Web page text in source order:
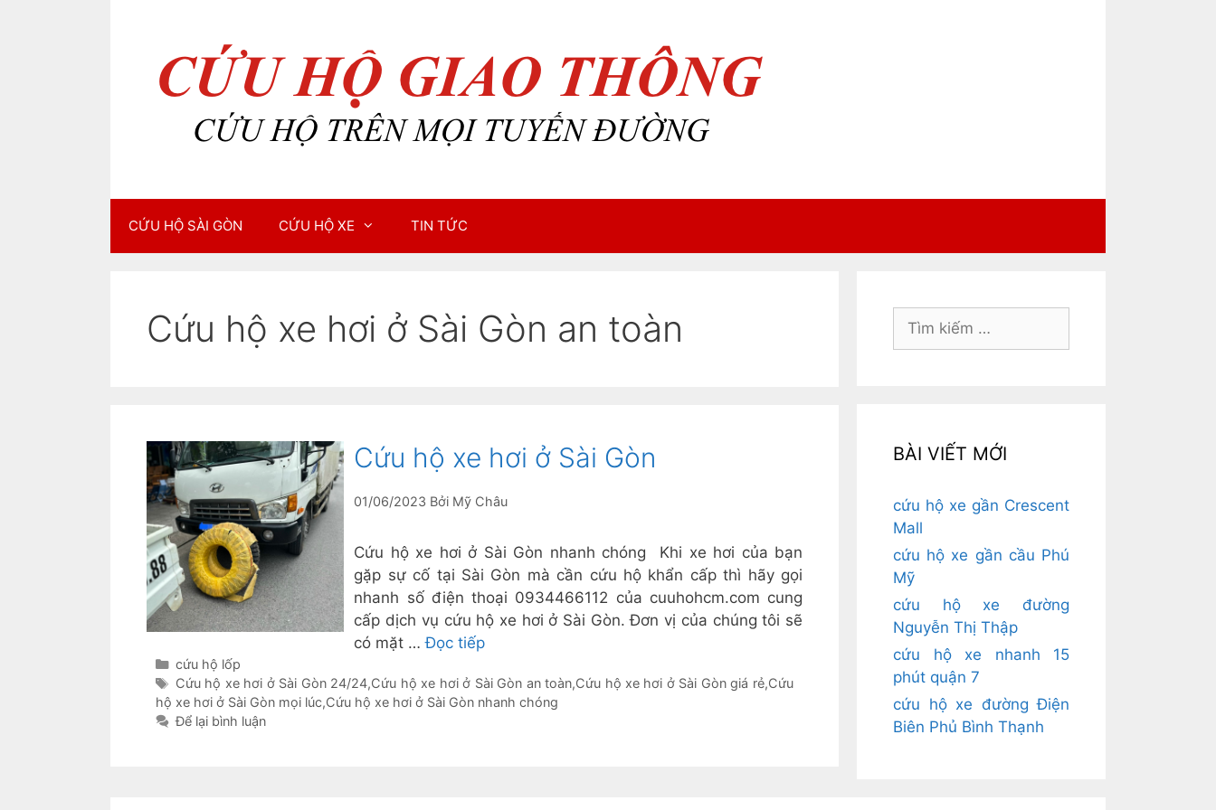
CỨU HỘ SÀI GÒN CỨU HỘ XE TIN TỨC
Cứu hộ xe hơi ở Sài Gòn an toàn
Cứu hộ xe hơi ở Sài Gòn
01/06/2023 Bởi Mỹ Châu
Cứu hộ xe hơi ở Sài Gòn nhanh chóng Khi xe hơi của bạn
gặp sự cố tại Sài Gòn mà cần cứu hộ khẩn cấp thì hãy gọi
nhanh số điện thoại 0934466112 của cuuhohcm.com cung
cấp dịch vụ cứu hộ xe hơi ở Sài Gòn. Đơn vị của chúng tôi sẽ
có mặt …Đọc tiếp
Danh
mục
cứu hộ lốp
Thẻ
Cứu hộ xe hơi ở Sài Gòn 24/24,Cứu hộ xe hơi ở Sài Gòn an toàn,Cứu hộ xe hơi ở Sài Gòn giá rẻ,Cứu
hộ xe hơi ở Sài Gòn mọi lúc,Cứu hộ xe hơi ở Sài Gòn nhanh chóng
Để lại bình luận
Tìm
BÀI VIẾT MỚI
cứu hộ xe gần Crescent
Mall
cứu hộ xe gần cầu Phú
Mỹ
cứu hộ xe đường
Nguyễn Thị Thập
cứu hộ xe nhanh 15
phút quận 7
cứu hộ xe đường Điện
Biên Phủ Bình Thạnh